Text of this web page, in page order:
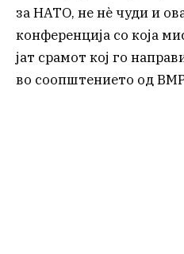
за НАТО, не нѐ чуди и
конференција со која
јат срамот кој го
во соопштението од